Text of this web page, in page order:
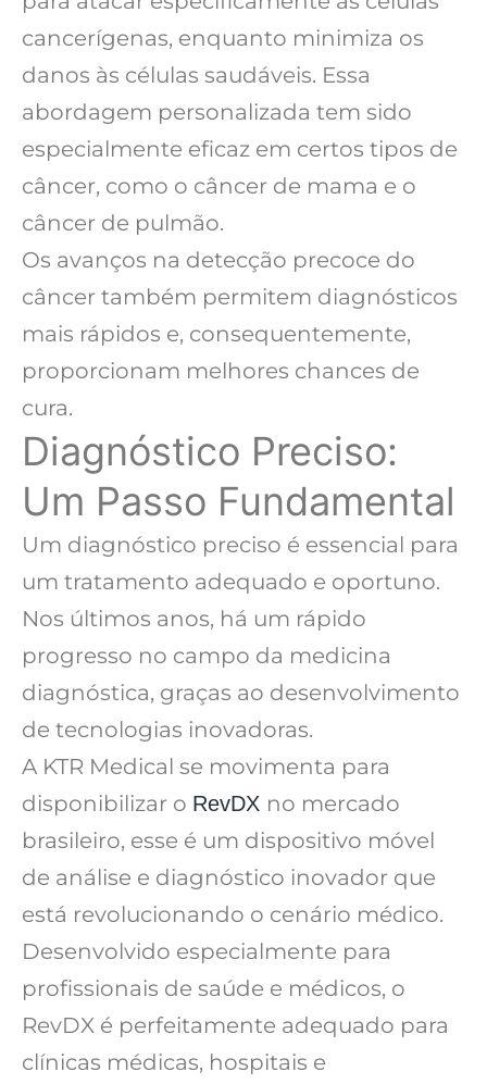
cancerígenas, enquanto minimiza os
danos às células saudáveis. Essa
abordagem personalizada tem sido
especialmente eficaz em certos tipos de
câncer, como o câncer de mama e o
câncer de pulmão.
Os avanços na detecção precoce do
câncer também permitem diagnósticos
mais rápidos e, consequentemente,
proporcionam melhores chances de
cura.
Diagnóstico Preciso:
Um Passo Fundamental
Um diagnóstico preciso é essencial para
um tratamento adequado e oportuno.
Nos últimos anos, há um rápido
progresso no campo da medicina
diagnóstica, graças ao desenvolvimento
de tecnologias inovadoras.
A KTR Medical se movimenta para
disponibilizar o RevDX no mercado
brasileiro, esse é um dispositivo móvel
de análise e diagnóstico inovador que
está revolucionando o cenário médico.
Desenvolvido especialmente para
profissionais de saúde e médicos, o
RevDX é perfeitamente adequado para
clínicas médicas, hospitais e